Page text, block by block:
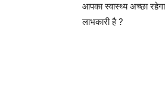
आपका स्वास्थ्य अच्छा
लाभकारी है ?